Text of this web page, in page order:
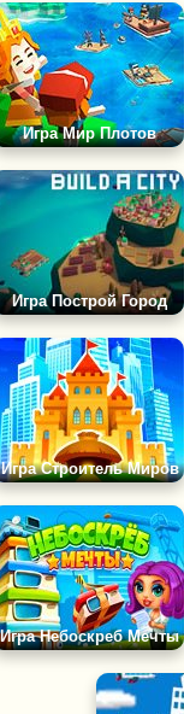
Игра Мир Плотов
Игра Построй Город
Игра Строитель Миров
Игра Небоскреб Мечты